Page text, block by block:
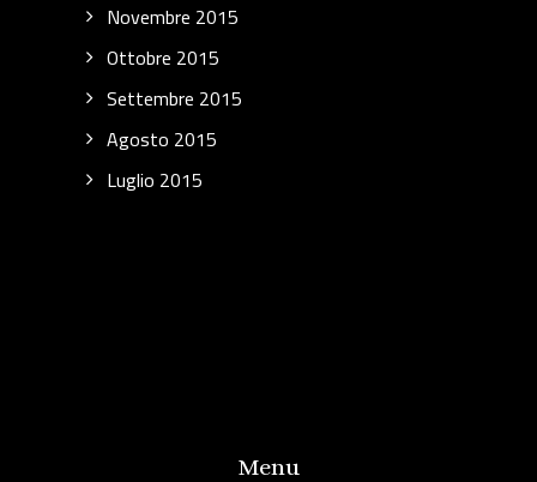
Novembre 2015
Ottobre 2015
Settembre 2015
Agosto 2015
Luglio 2015
Menu